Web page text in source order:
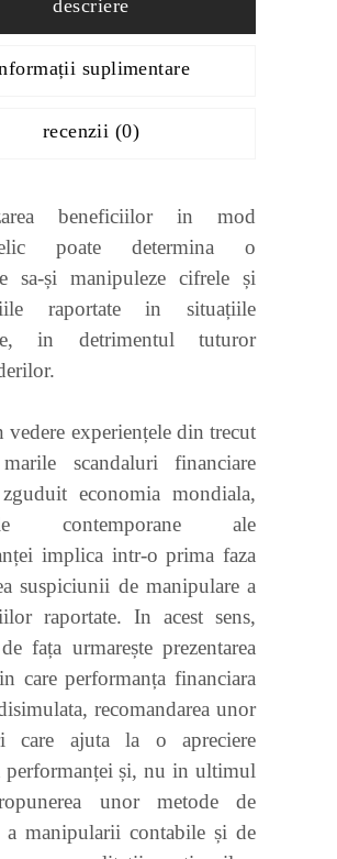
descriere
suplimentare
recenzii (0)
beneficiilor in mod
poate determina o
sa-și manipuleze cifrele și
raportate in situațiile
in detrimentul tuturor
vedere experiențele din trecut
scandaluri financiare
economia mondiala,
contemporane ale
implica intr-o prima faza
suspiciunii de manipulare a
raportate. In acest sens,
fața urmarește prezentarea
care performanța financiara
recomandarea unor
care ajuta la o apreciere
performanței și, nu in ultimul
unor metode de
a manipularii contabile și de